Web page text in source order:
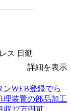
ス 日勤
詳細を表示